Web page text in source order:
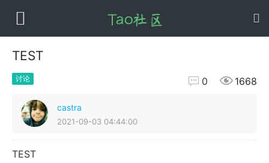
TEST
讨论  0  1668
castra
2021-09-03 04:44:00
TEST